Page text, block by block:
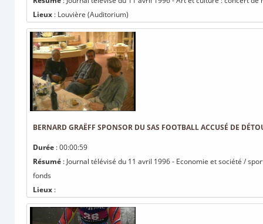
Lieux : Louvière (Auditorium)
BERNARD GRAËFF SPONSOR DU SAS FOOTBALL ACCUSÉ DE
Durée : 00:00:59
Résumé : Journal télévisé du 11 avril 1996 - Economie et société /
fonds
Lieux :